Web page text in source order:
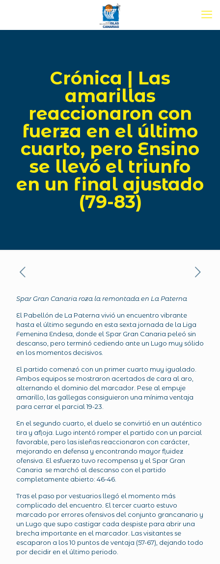
Crónica | Las
amarillas
reaccionaron con
fuerza en el último
cuarto, pero Ensino
se llevó el triunfo
en un final ajustado
(79-83)
Spar Gran Canaria roza la remontada en La Paterna
El Pabellón de La Paterna vivió un encuentro vibrante
hasta el último segundo en esta sexta jornada de la Liga
Femenina Endesa, donde el Spar Gran Canaria peleó sin
descanso, pero terminó cediendo ante un Lugo muy sólido
en los momentos decisivos.
El partido comenzó con un primer cuarto muy igualado.
Ambos equipos se mostraron acertados de cara al aro,
alternando el dominio del marcador. Pese al empuje
amarillo, las gallegas consiguieron una mínima ventaja
para cerrar el parcial 19-23.
En el segundo cuarto, el duelo se convirtió en un auténtico
tira y afloja. Lugo intentó romper el partido con un parcial
favorable, pero las isleñas reaccionaron con carácter,
mejorando en defensa y encontrando mayor fluidez
ofensiva. El esfuerzo tuvo recompensa y el Spar Gran
Canaria se marchó al descanso con el partido
completamente abierto: 46-46.
Tras el paso por vestuarios llegó el momento más
complicado del encuentro. El tercer cuarto estuvo
marcado por errores ofensivos del conjunto grancanario y
un Lugo que supo castigar cada despiste para abrir una
brecha importante en el marcador. Las visitantes se
escaparon a los 10 puntos de ventaja (57-67), dejando todo
por decidir en el último periodo.